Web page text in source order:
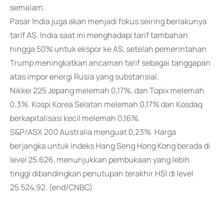
semalam.
Pasar India juga akan menjadi fokus seiring berlakunya
tarif AS. India saat ini menghadapi tarif tambahan
hingga 50% untuk ekspor ke AS, setelah pemerintahan
Trump meningkatkan ancaman tarif sebagai tanggapan
atas impor energi Rusia yang substansial.
Nikkei 225 Jepang melemah 0,17%, dan Topix melemah
0,3%. Kospi Korea Selatan melemah 0,17% dan Kosdaq
berkapitalisasi kecil melemah 0,16%.
S&P/ASX 200 Australia menguat 0,23%. Harga
berjangka untuk indeks Hang Seng Hong Kong berada di
level 25.626, menunjukkan pembukaan yang lebih
tinggi dibandingkan penutupan terakhir HSI di level
25.524,92. (end/CNBC)